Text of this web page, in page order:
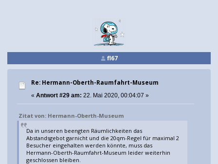
fl67
Re: Hermann-Oberth-Raumfahrt-Museum
« Antwort #29 am: 22. Mai 2020, 00:04:07 »
Zitat von: Hermann-Oberth-Museum
Da in unseren beengten Räumlichkeiten das
Abstandsgebot garnicht und die 20qm-Regel für maximal 2
Besucher eingehalten werden könnte, muss das
Hermann-Oberth-Raumfahrt-Museum leider weiterhin
geschlossen bleiben.